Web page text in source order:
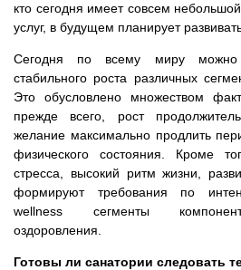
кто сегодня имеет совсем
услуг, в будущем планирует
Сегодня по всему миру можно
стабильного роста различных
Это обусловлено множеством
прежде всего, рост
желание максимально продлить
физического состояния. Кроме
стресса, высокий ритм жизни,
формируют требования по
wellness сегменты
оздоровления.
Готовы ли санатории следовать